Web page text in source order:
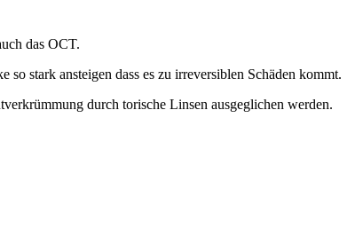
das OCT.
stark ansteigen dass es zu irreversiblen Schäden kommt.
durch torische Linsen ausgeglichen werden.